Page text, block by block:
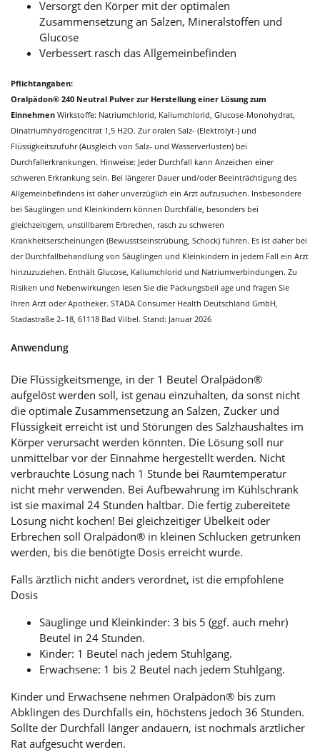
Versorgt den Körper mit der optimalen
Zusammensetzung an Salzen, Mineralstoffen und
Glucose
Verbessert rasch das Allgemeinbefinden
Pflichtangaben:
Oralpädon® 240 Neutral Pulver zur Herstellung einer Lösung zum
Einnehmen Wirkstoffe: Natriumchlorid, Kaliumchlorid, Glucose-Monohydrat,
Dinatriumhydrogencitrat 1,5 H2O. Zur oralen Salz- (Elektrolyt-) und
Flüssigkeitszufuhr (Ausgleich von Salz- und Wasserverlusten) bei
Durchfallerkrankungen. Hinweise: Jeder Durchfall kann Anzeichen einer
schweren Erkrankung sein. Bei längerer Dauer und/oder Beeinträchtigung des
Allgemeinbefindens ist daher unverzüglich ein Arzt aufzusuchen. Insbesondere
bei Säuglingen und Kleinkindern können Durchfälle, besonders bei
gleichzeitigem, unstillbarem Erbrechen, rasch zu schweren
Krankheitserscheinungen (Bewusstseinstrübung, Schock) führen. Es ist daher bei
der Durchfallbehandlung von Säuglingen und Kleinkindern in jedem Fall ein Arzt
hinzuzuziehen. Enthält Glucose, Kaliumchlorid und Natriumverbindungen. Zu
Risiken und Nebenwirkungen lesen Sie die Packungsbeil age und fragen Sie
Ihren Arzt oder Apotheker. STADA Consumer Health Deutschland GmbH,
Stadastraße 2–18, 61118 Bad Vilbel. Stand: Januar 2026
Anwendung
Die Flüssigkeitsmenge, in der 1 Beutel Oralpädon®
aufgelöst werden soll, ist genau einzuhalten, da sonst nicht
die optimale Zusammensetzung an Salzen, Zucker und
Flüssigkeit erreicht ist und Störungen des Salzhaushaltes im
Körper verursacht werden könnten. Die Lösung soll nur
unmittelbar vor der Einnahme hergestellt werden. Nicht
verbrauchte Lösung nach 1 Stunde bei Raumtemperatur
nicht mehr verwenden. Bei Aufbewahrung im Kühlschrank
ist sie maximal 24 Stunden haltbar. Die fertig zubereitete
Lösung nicht kochen! Bei gleichzeitiger Übelkeit oder
Erbrechen soll Oralpädon® in kleinen Schlucken getrunken
werden, bis die benötigte Dosis erreicht wurde.
Falls ärztlich nicht anders verordnet, ist die empfohlene
Dosis
Säuglinge und Kleinkinder: 3 bis 5 (ggf. auch mehr)
Beutel in 24 Stunden.
Kinder: 1 Beutel nach jedem Stuhlgang.
Erwachsene: 1 bis 2 Beutel nach jedem Stuhlgang.
Kinder und Erwachsene nehmen Oralpädon® bis zum
Abklingen des Durchfalls ein, höchstens jedoch 36 Stunden.
Sollte der Durchfall länger andauern, ist nochmals ärztlicher
Rat aufgesucht werden.